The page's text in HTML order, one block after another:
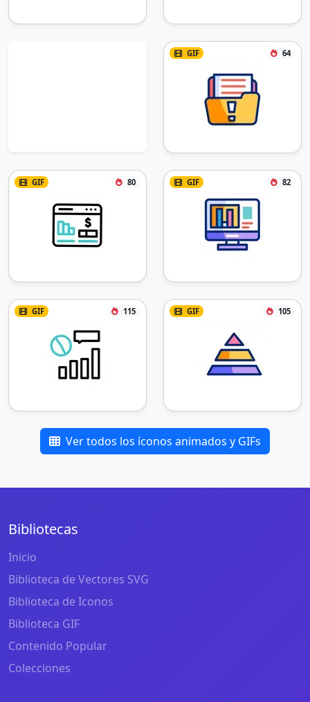
GIF 64
GIF 80 GIF 82
GIF 115 GIF 105
Ver todos los íconos animados y GIFs
Bibliotecas
Inicio
Biblioteca de Vectores SVG
Biblioteca de Iconos
Biblioteca GIF
Contenido Popular
Colecciones